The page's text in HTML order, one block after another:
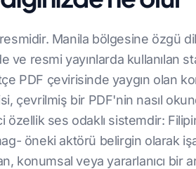
Manila bölgesine özgü
resmi yayınlarda kullanılan
PDF çevirisinde yaygın olan
çevrilmiş bir PDF'nin nasıl
özellik ses odaklı sistemdir:
öneki aktörü belirgin olarak
veya yararlanıcı bir